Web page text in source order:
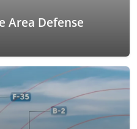
Area Defense